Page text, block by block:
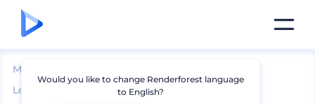
Mockups
Lebensmittelverpackung Mockup
Would you like to change Renderforest language
to English?